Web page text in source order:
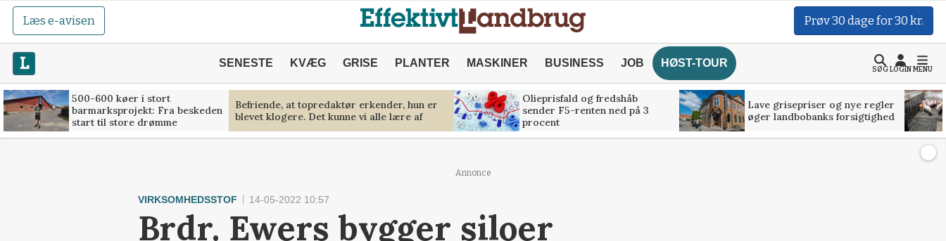
Læs e-avisen Prøv 30 dage for 30 kr.
SENESTE KVÆG GRISE PLANTER MASKINER BUSINESS JOB HØST-TOUR
SØGLOGINMENU
500-600 køer i stort
barmarksprojekt: Fra beskeden
start til store drømme
Befriende, at topredaktør erkender, hun er
blevet klogere. Det kunne vi alle lære af
Olieprisfald og fredshåb
sender F5-renten ned på 3
procent
Lave grisepriser og nye regler
øger landbobanks forsigtighed
Annonce
VIRKSOMHEDSSTOF 14-05-2022 10:57
Brdr. Ewers bygger siloer